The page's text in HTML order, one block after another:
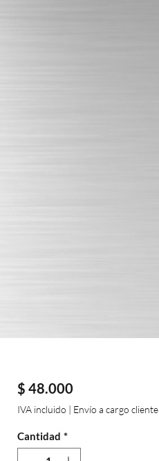
$ 48.000Precio
IVA incluido | Envío a cargo cliente
Cantidad *